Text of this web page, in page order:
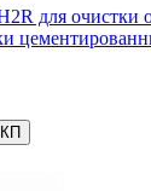
для очистки